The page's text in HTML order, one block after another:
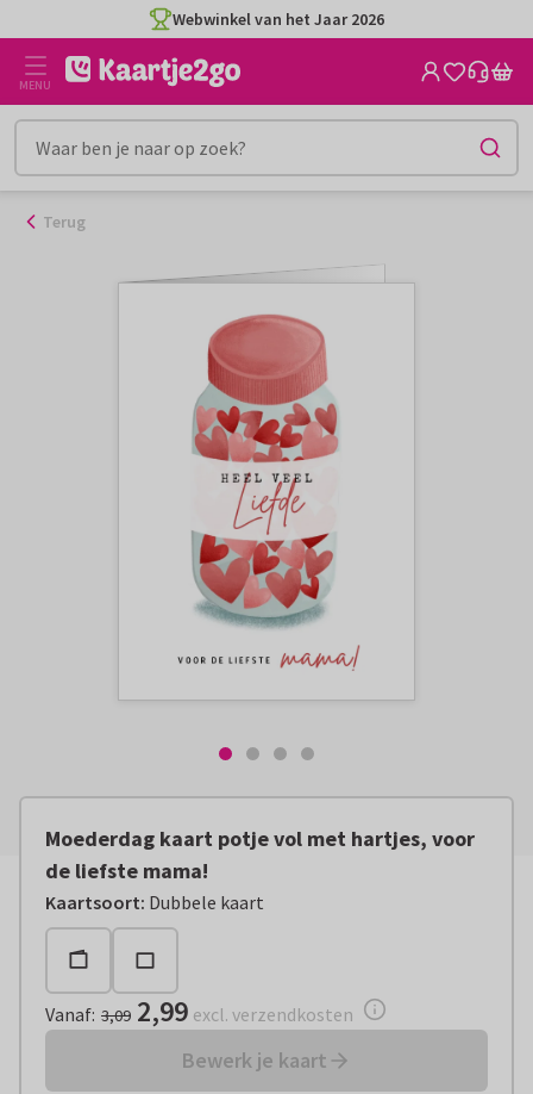
naar
inhoud
Webwinkel van het Jaar 2026
MENU
Terug
Moederdag kaart potje vol met hartjes, voor
de liefste mama!
Kaartsoort: Dubbele kaart
Vanaf: € 2,99 excl. verzendkosten
Vanaf: 3,09 2,99 excl. verzendkosten
Bewerk je kaart